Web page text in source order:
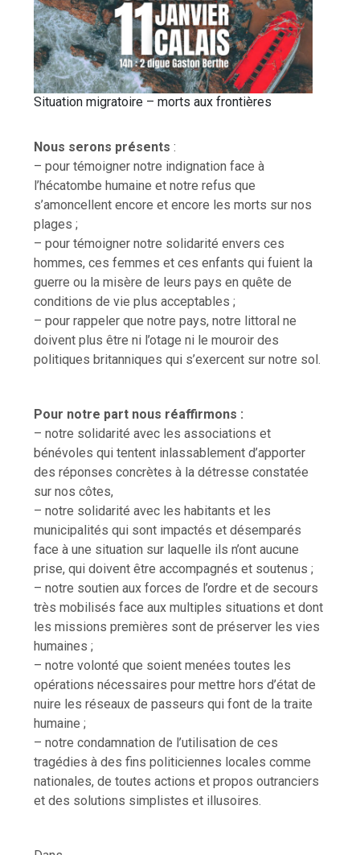
Situation migratoire – morts aux frontières
Nous serons présents:
– pour témoigner notre indignation face à
l’hécatombe humaine et notre refus que
s’amoncellent encore et encore les morts sur nos
plages ;
– pour témoigner notre solidarité envers ces
hommes, ces femmes et ces enfants qui fuient la
guerre ou la misère de leurs pays en quête de
conditions de vie plus acceptables ;
– pour rappeler que notre pays, notre littoral ne
doivent plus être ni l’otage ni le mouroir des
politiques britanniques qui s’exercent sur notre sol.
Pour notre part nous réaffirmons :
– notre solidarité avec les associations et
bénévoles qui tentent inlassablement d’apporter
des réponses concrètes à la détresse constatée
sur nos côtes,
– notre solidarité avec les habitants et les
municipalités qui sont impactés et désemparés
face à une situation sur laquelle ils n’ont aucune
prise, qui doivent être accompagnés et soutenus ;
– notre soutien aux forces de l’ordre et de secours
très mobilisés face aux multiples situations et dont
les missions premières sont de préserver les vies
humaines ;
– notre volonté que soient menées toutes les
opérations nécessaires pour mettre hors d’état de
nuire les réseaux de passeurs qui font de la traite
humaine ;
– notre condamnation de l’utilisation de ces
tragédies à des fins politiciennes locales comme
nationales, de toutes actions et propos outranciers
et des solutions simplistes et illusoires.